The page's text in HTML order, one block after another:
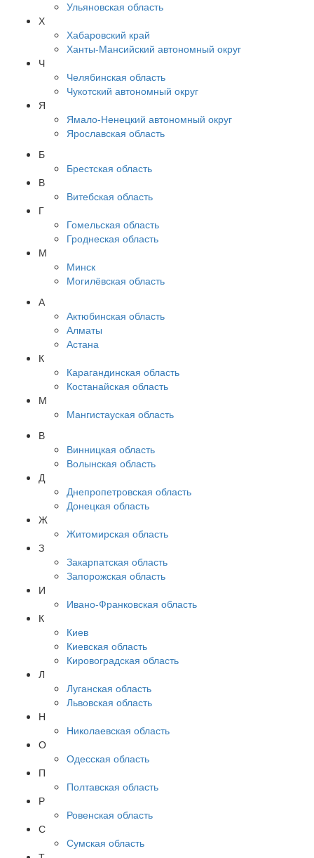
Ульяновская область
Х
Хабаровский край
Ханты-Мансийский автономный округ
Ч
Челябинская область
Чукотский автономный округ
Я
Ямало-Ненецкий автономный округ
Ярославская область
Б
Брестская область
В
Витебская область
Г
Гомельская область
Гроднеская область
М
Минск
Могилёвская область
А
Актюбинская область
Алматы
Астана
К
Карагандинская область
Костанайская область
М
Мангистауская область
В
Винницкая область
Волынская область
Д
Днепропетровская область
Донецкая область
Ж
Житомирская область
З
Закарпатская область
Запорожская область
И
Ивано-Франковская область
К
Киев
Киевская область
Кировоградская область
Л
Луганская область
Львовская область
Н
Николаевская область
О
Одесская область
П
Полтавская область
Р
Ровенская область
С
Сумская область